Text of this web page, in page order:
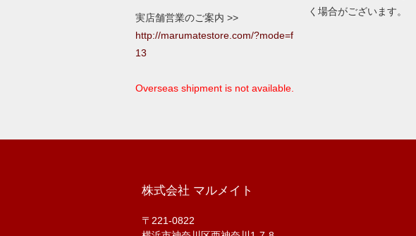
実店舗営業のご案内 >>
http://marumatestore.com/?mode=f
13
Overseas shipment is not available.
く場合がございます。
株式会社 マルメイト
〒221-0822